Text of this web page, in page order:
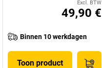
Excl. BTW
49,90 €
Binnen 10 werkdagen
Toon product